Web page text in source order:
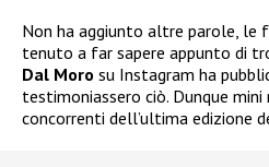
Non ha aggiunto altre parole, le
tenuto a far sapere appunto di
Dal Moro su Instagram ha
testimoniassero ciò. Dunque
concorrenti dell’ultima edizione